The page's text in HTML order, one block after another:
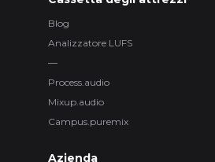
Blog
Analizzatore LUFS
—
Process.audio
Mixup.audio
Campus.puremix
Azienda